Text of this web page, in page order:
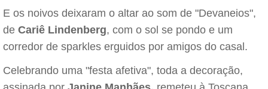
E os noivos deixaram o altar ao som de "Devaneios",
de Cariê Lindenberg, com o sol se pondo e um
corredor de sparkles erguidos por amigos do casal.
Celebrando uma "festa afetiva", toda a decoração,